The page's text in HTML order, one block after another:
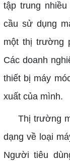
tập trung
cầu sử dụng
một thị trường
Các doanh
thiết bị máy
xuất của mình.
Thị trường
dạng về loại
Người tiêu